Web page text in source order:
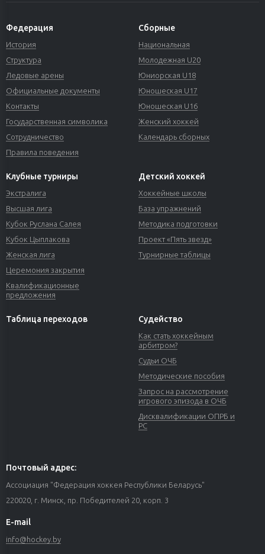
Федерация
История
Структура
Ледовые арены
Официальные документы
Контакты
Государственная символика
Сотрудничество
Правила поведения
Сборные
Национальная
Молодежная U20
Юниорская U18
Юношеская U17
Юношеская U16
Женский хоккей
Календарь сборных
Клубные турниры
Экстралига
Высшая лига
Кубок Руслана Салея
Кубок Цыплакова
Женская лига
Церемония закрытия
Квалификационные
предложения
Детский хоккей
Хоккейные школы
База упражнений
Методика подготовки
Проект «Пять звезд»
Турнирные таблицы
Таблица переходов Судейство
Как стать хоккейным
арбитром?
Судьи ОЧБ
Методические пособия
Запрос на рассмотрение
игрового эпизода в ОЧБ
Дисквалификации ОПРБ и
РС
Почтовый адрес:
Ассоциация "Федерация хоккея Республики Беларусь"
220020, г. Минск, пр. Победителей 20, корп. 3
E-mail
info@hockey.by